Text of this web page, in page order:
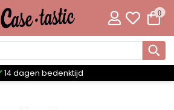
0
dan 300 unieke designs